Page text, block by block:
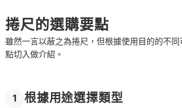
捲尺可以用來量腰圍嗎？
捲尺哪裡買？
捲尺的選購要點
雖然一言以蔽之為捲尺，但根據使用目的的不
點切入做介紹。
1 根據用途選擇類型